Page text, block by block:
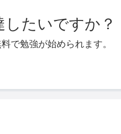
たいですか？
で勉強が始められます。